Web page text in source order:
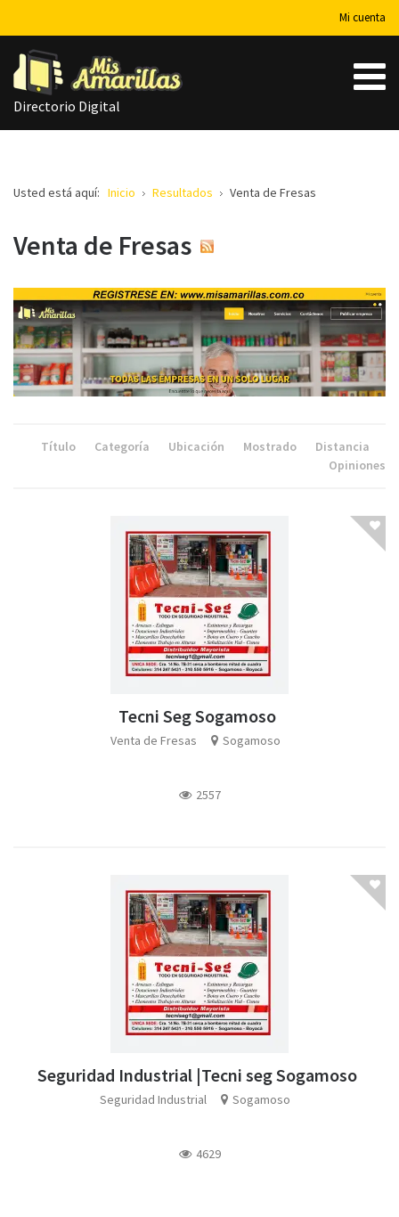
Mi cuenta
Directorio Digital
Usted está aquí: Inicio Resultados Venta de Fresas
Venta de Fresas
Título Categoría Ubicación Mostrado
Distancia
Opiniones
Tecni Seg Sogamoso
Venta de Fresas Sogamoso
2557
Seguridad Industrial |Tecni seg Sogamoso
Seguridad Industrial Sogamoso
4629